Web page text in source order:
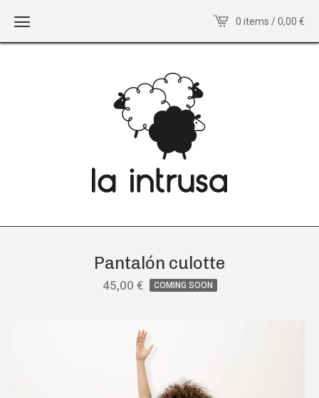
0 items / 0,00 €
Pantalón culotte
45,00 € COMING SOON